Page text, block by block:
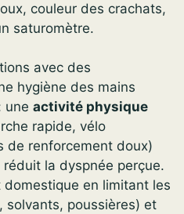
couleur des crachats,
saturomètre.
avec des
hygiène des mains
une activité physique
rapide, vélo
de renforcement doux)
la dyspnée perçue.
domestique en limitant les
solvants, poussières) et